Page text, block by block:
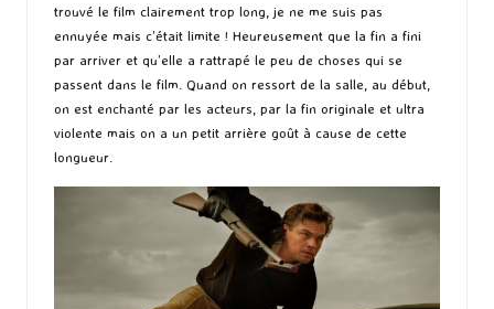
trouvé le film clairement trop long, je ne me suis pas
ennuyée mais c’était limite ! Heureusement que la fin a fini
par arriver et qu’elle a rattrapé le peu de choses qui se
passent dans le film. Quand on ressort de la salle, au début,
on est enchanté par les acteurs, par la fin originale et ultra
violente mais on a un petit arrière goût à cause de cette
longueur.